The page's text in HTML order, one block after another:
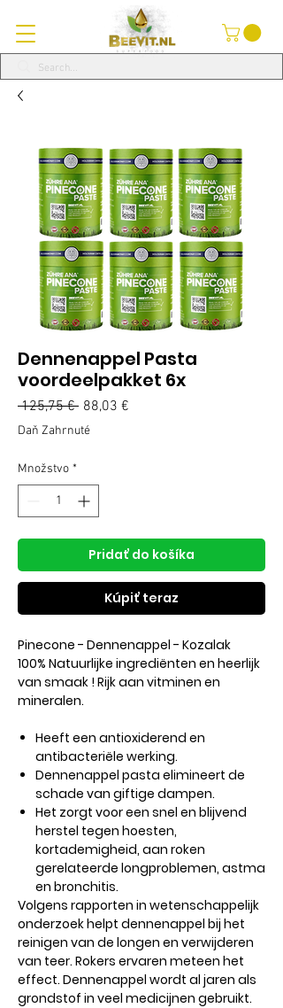
Dennenappel Pasta
voordeelpakket 6x
125,75 € Normálna
cena
88,03 €
Daň Zahrnuté
Množstvo *
Pridať do košíka
Kúpiť teraz
Pinecone - Dennenappel - Kozalak
100% Natuurlijke ingrediënten en heerlijk
van smaak ! Rijk aan vitminen en
mineralen.
Heeft een antioxiderend en
antibacteriële werking.
Dennenappel pasta elimineert de
schade van giftige dampen.
Het zorgt voor een snel en blijvend
herstel tegen hoesten,
kortademigheid, aan roken
gerelateerde longproblemen, astma
en bronchitis.
Volgens rapporten in wetenschappelijk
onderzoek helpt dennenappel bij het
reinigen van de longen en verwijderen
van teer. Rokers ervaren meteen het
effect. Dennenappel wordt al jaren als
grondstof in veel medicijnen gebruikt.